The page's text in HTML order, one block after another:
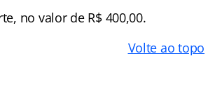
no valor de R$ 400,00.
Volte ao topo